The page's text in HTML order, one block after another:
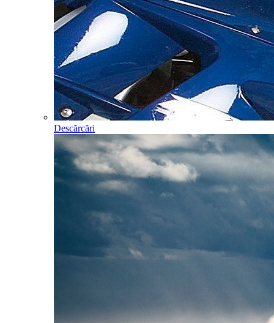
Descărcări